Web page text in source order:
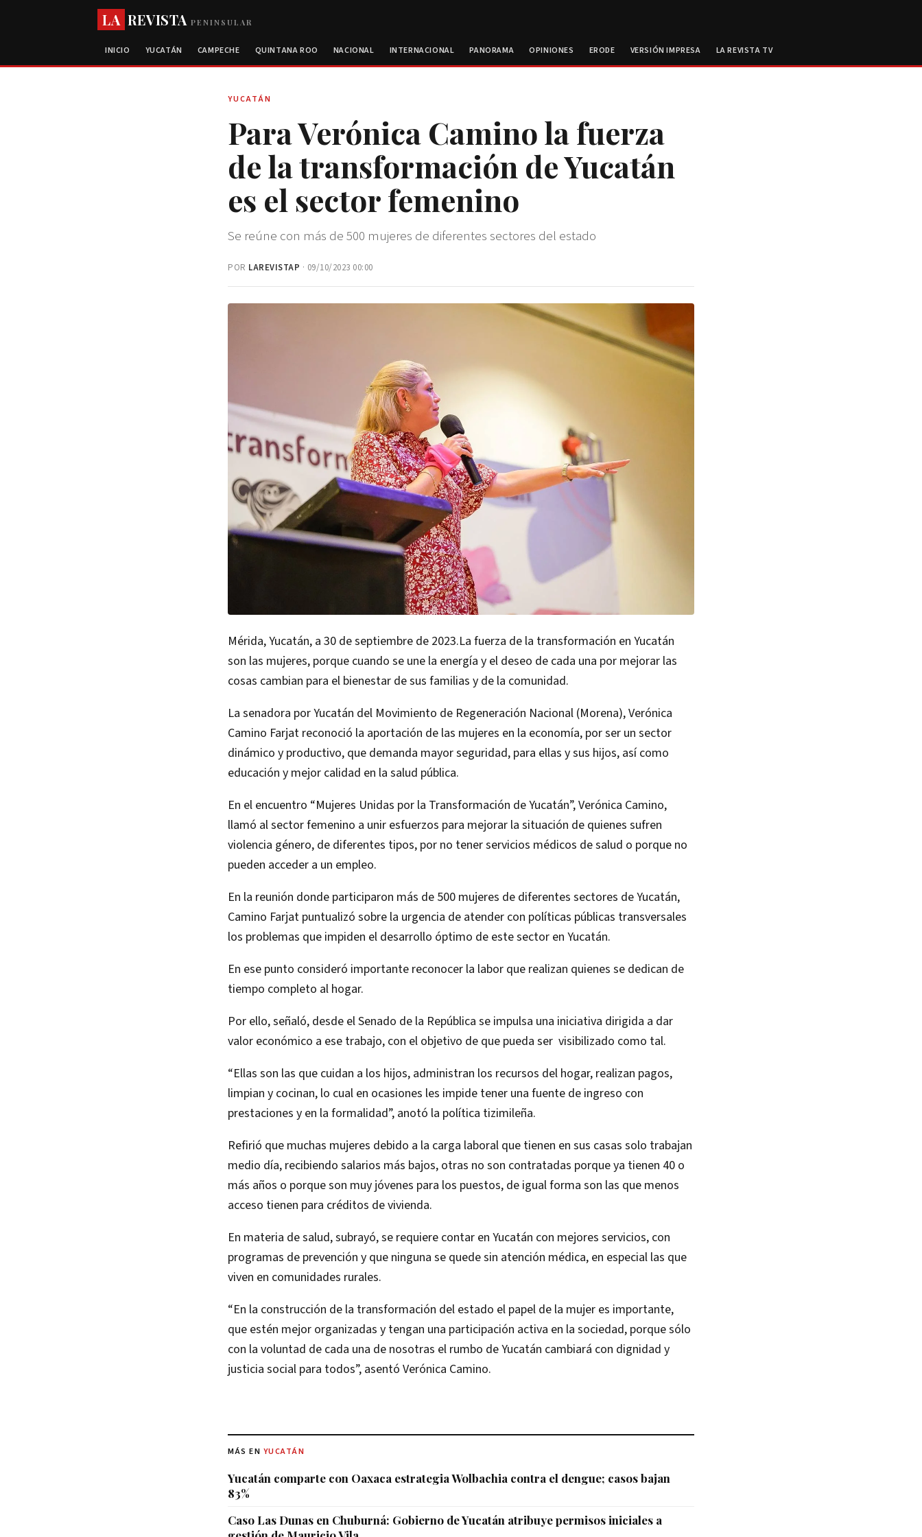
LA REVISTAPENINSULAR
INICIO YUCATÁN CAMPECHE QUINTANA ROO NACIONAL INTERNACIONAL PANORAMA OPINIONES ERODE VERSIÓN IMPRESA LA REVISTA TV
YUCATÁN
Para Verónica Camino la fuerza
de la transformación de Yucatán
es el sector femenino
Se reúne con más de 500 mujeres de diferentes sectores del estado
POR LAREVISTAP · 09/10/2023 00:00
Mérida, Yucatán, a 30 de septiembre de 2023.La fuerza de la transformación en Yucatán
son las mujeres, porque cuando se une la energía y el deseo de cada una por mejorar las
cosas cambian para el bienestar de sus familias y de la comunidad.
La senadora por Yucatán del Movimiento de Regeneración Nacional (Morena), Verónica
Camino Farjat reconoció la aportación de las mujeres en la economía, por ser un sector
dinámico y productivo, que demanda mayor seguridad, para ellas y sus hijos, así como
educación y mejor calidad en la salud pública.
En el encuentro “Mujeres Unidas por la Transformación de Yucatán”, Verónica Camino,
llamó al sector femenino a unir esfuerzos para mejorar la situación de quienes sufren
violencia género, de diferentes tipos, por no tener servicios médicos de salud o porque no
pueden acceder a un empleo.
En la reunión donde participaron más de 500 mujeres de diferentes sectores de Yucatán,
Camino Farjat puntualizó sobre la urgencia de atender con políticas públicas transversales
los problemas que impiden el desarrollo óptimo de este sector en Yucatán.
En ese punto consideró importante reconocer la labor que realizan quienes se dedican de
tiempo completo al hogar.
Por ello, señaló, desde el Senado de la República se impulsa una iniciativa dirigida a dar
valor económico a ese trabajo, con el objetivo de que pueda ser visibilizado como tal.
“Ellas son las que cuidan a los hijos, administran los recursos del hogar, realizan pagos,
limpian y cocinan, lo cual en ocasiones les impide tener una fuente de ingreso con
prestaciones y en la formalidad”, anotó la política tizimileña.
Refirió que muchas mujeres debido a la carga laboral que tienen en sus casas solo trabajan
medio día, recibiendo salarios más bajos, otras no son contratadas porque ya tienen 40 o
más años o porque son muy jóvenes para los puestos, de igual forma son las que menos
acceso tienen para créditos de vivienda.
En materia de salud, subrayó, se requiere contar en Yucatán con mejores servicios, con
programas de prevención y que ninguna se quede sin atención médica, en especial las que
viven en comunidades rurales.
“En la construcción de la transformación del estado el papel de la mujer es importante,
que estén mejor organizadas y tengan una participación activa en la sociedad, porque sólo
con la voluntad de cada una de nosotras el rumbo de Yucatán cambiará con dignidad y
justicia social para todos”, asentó Verónica Camino.
MÁS EN YUCATÁN
Yucatán comparte con Oaxaca estrategia Wolbachia contra el dengue; casos bajan
83%
Caso Las Dunas en Chuburná: Gobierno de Yucatán atribuye permisos iniciales a